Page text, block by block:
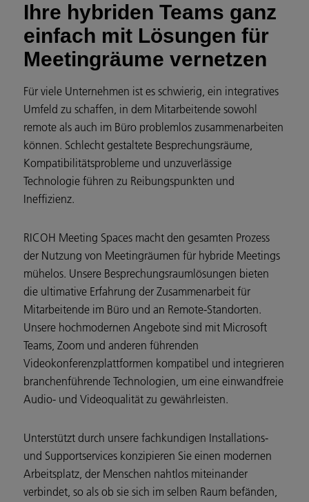
Ihre hybriden Teams ganz
einfach mit Lösungen für
Meetingräume vernetzen
Für viele Unternehmen ist es schwierig, ein integratives
Umfeld zu schaffen, in dem Mitarbeitende sowohl
remote als auch im Büro problemlos zusammenarbeiten
können. Schlecht gestaltete Besprechungsräume,
Kompatibilitätsprobleme und unzuverlässige
Technologie führen zu Reibungspunkten und
Ineffizienz.
RICOH Meeting Spaces macht den gesamten Prozess
der Nutzung von Meetingräumen für hybride Meetings
mühelos. Unsere Besprechungsraumlösungen bieten
die ultimative Erfahrung der Zusammenarbeit für
Mitarbeitende im Büro und an Remote-Standorten.
Unsere hochmodernen Angebote sind mit Microsoft
Teams, Zoom und anderen führenden
Videokonferenzplattformen kompatibel und integrieren
branchenführende Technologien, um eine einwandfreie
Audio- und Videoqualität zu gewährleisten.
Unterstützt durch unsere fachkundigen Installations-
und Supportservices konzipieren Sie einen modernen
Arbeitsplatz, der Menschen nahtlos miteinander
verbindet, so als ob sie sich im selben Raum befänden,